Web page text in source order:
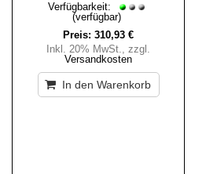
Verfügbarkeit:
(verfügbar)
Preis: 310,93 €
Inkl. 20% MwSt., zzgl.
Versandkosten
In den Warenkorb